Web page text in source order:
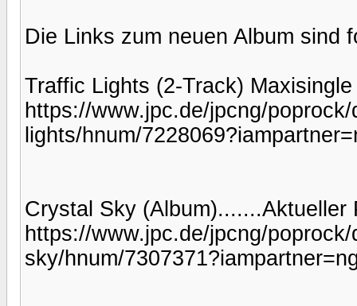
Die Links zum neuen Album sind
Traffic Lights (2-Track)
https://www.jpc.de/jpcng/
lights/hnum/
Crystal Sky (Album).......Aktueller
https://www.jpc.de/jpcng/
sky/hnum/